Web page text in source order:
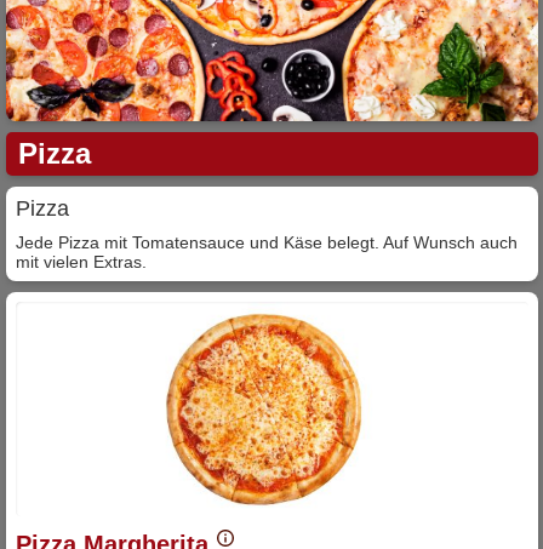
Pizza
Pizza
Jede Pizza mit Tomatensauce und Käse belegt. Auf Wunsch auch
mit vielen Extras.